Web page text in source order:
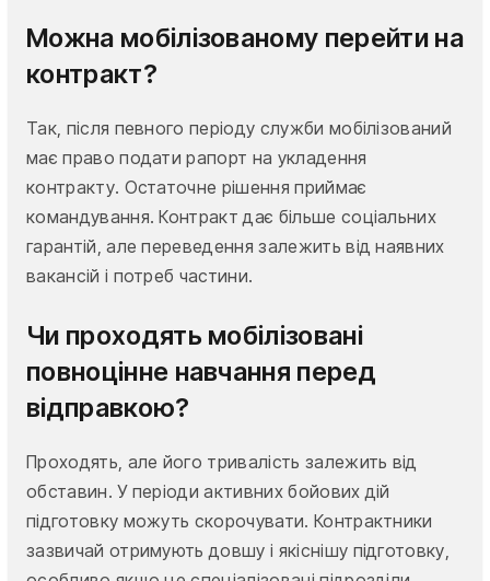
Можна мобілізованому перейти на
контракт?
Так, після певного періоду служби мобілізований
має право подати рапорт на укладення
контракту. Остаточне рішення приймає
командування. Контракт дає більше соціальних
гарантій, але переведення залежить від наявних
вакансій і потреб частини.
Чи проходять мобілізовані
повноцінне навчання перед
відправкою?
Проходять, але його тривалість залежить від
обставин. У періоди активних бойових дій
підготовку можуть скорочувати. Контрактники
зазвичай отримують довшу і якіснішу підготовку,